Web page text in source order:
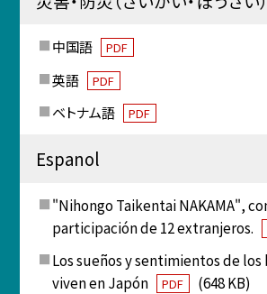
中国語 PDF
英語 PDF
ベトナム語 PDF
Espanol
"Nihongo Taikentai NAKAMA",
participación de 12 extranjeros.
Los sueños y sentimientos de
viven en Japón
PDF
(648 KB)